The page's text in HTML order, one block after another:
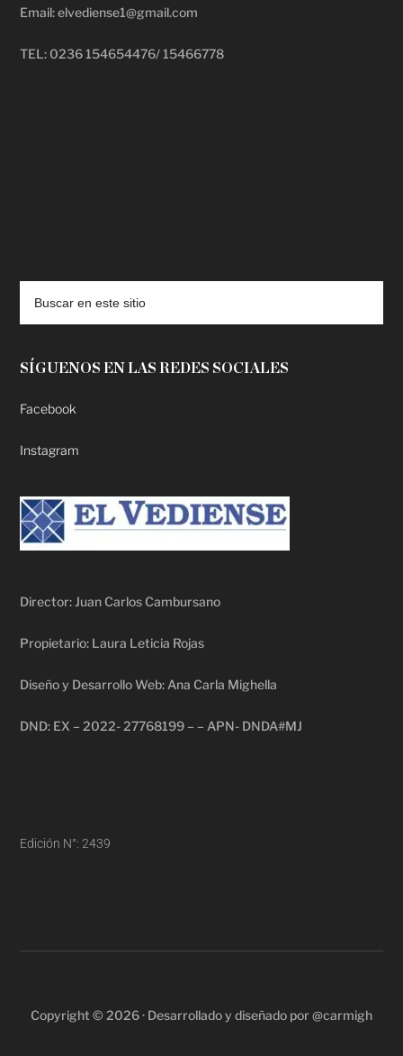
Email: elvediense1@gmail.com
TEL: 0236 154654476/ 15466778
SÍGUENOS EN LAS REDES SOCIALES
Facebook
Instagram
Director: Juan Carlos Cambursano
Propietario: Laura Leticia Rojas
Diseño y Desarrollo Web: Ana Carla Mighella
DND: EX – 2022- 27768199 – – APN- DNDA#MJ
Edición N°: 2439
Copyright © 2026 · Desarrollado y diseñado por @carmigh